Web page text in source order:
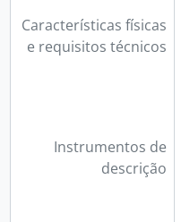
Características físicas
e requisitos técnicos
Instrumentos de
descrição